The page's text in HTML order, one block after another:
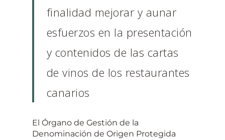
finalidad mejorar y aunar
esfuerzos en la presentación
y contenidos de las cartas
de vinos de los restaurantes
canarios
El Órgano de Gestión de la
Denominación de Origen Protegida